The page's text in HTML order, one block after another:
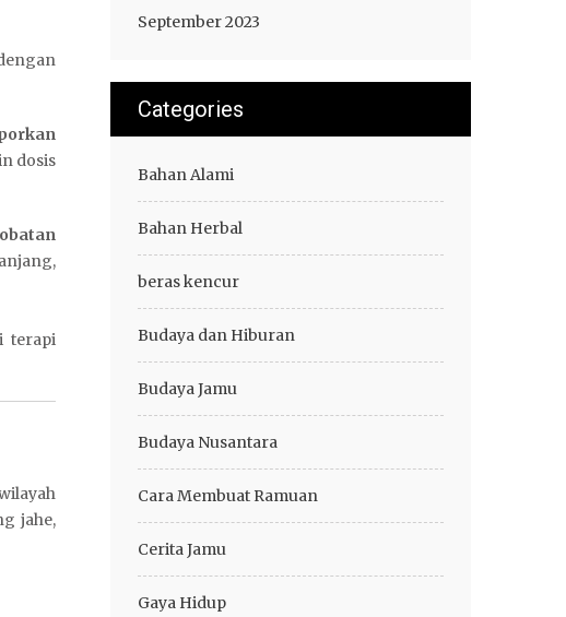
dosis
terapi
jahe,
September 2023
Categories
Bahan Alami
Bahan Herbal
beras kencur
Budaya dan Hiburan
Budaya Jamu
Budaya Nusantara
Cara Membuat Ramuan
Cerita Jamu
Gaya Hidup